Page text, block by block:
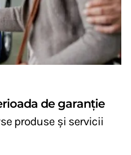
de garanție
produse și servicii